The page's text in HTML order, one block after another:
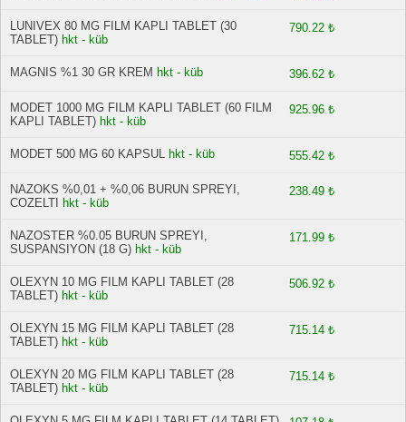
LUNIVEX 80 MG FILM KAPLI TABLET (30
TABLET) hkt - küb
790.22 ₺
MAGNIS %1 30 GR KREM hkt - küb 396.62 ₺
MODET 1000 MG FILM KAPLI TABLET (60 FILM
KAPLI TABLET) hkt - küb
925.96 ₺
MODET 500 MG 60 KAPSUL hkt - küb 555.42 ₺
NAZOKS %0,01 + %0,06 BURUN SPREYI,
COZELTI
hkt - küb
238.49 ₺
NAZOSTER %0.05 BURUN SPREYI,
SUSPANSIYON (18 G) hkt - küb
171.99 ₺
OLEXYN 10 MG FILM KAPLI TABLET (28
TABLET) hkt - küb
506.92 ₺
OLEXYN 15 MG FILM KAPLI TABLET (28
TABLET) hkt - küb
715.14 ₺
OLEXYN 20 MG FILM KAPLI TABLET (28
TABLET) hkt - küb
715.14 ₺